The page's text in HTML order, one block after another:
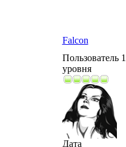
Falcon
Пользователь 1
уровня
Дата